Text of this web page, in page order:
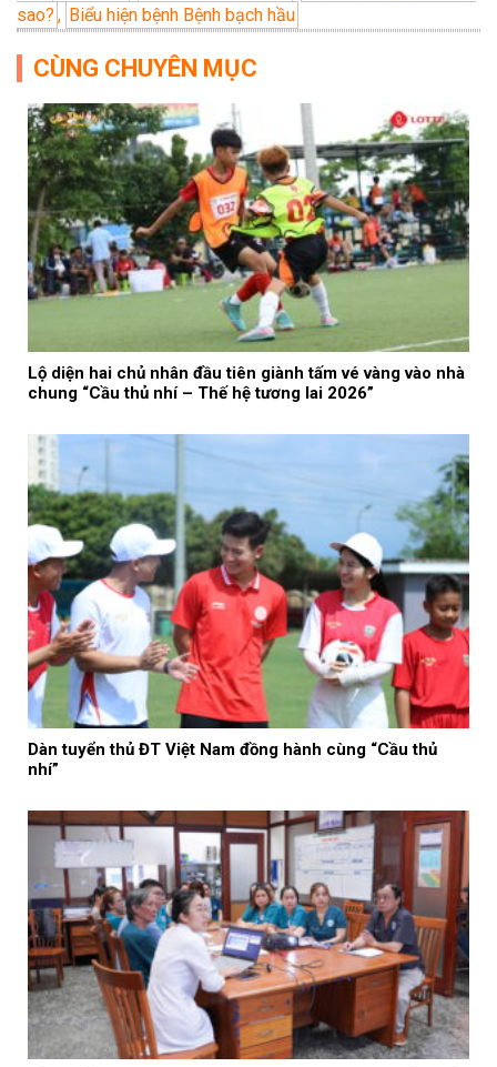
sao? , Biểu hiện bệnh Bệnh bạch hầu
CÙNG CHUYÊN MỤC
Lộ diện hai chủ nhân đầu tiên giành tấm vé vàng vào nhà
chung “Cầu thủ nhí – Thế hệ tương lai 2026”
Dàn tuyển thủ ĐT Việt Nam đồng hành cùng “Cầu thủ
nhí”